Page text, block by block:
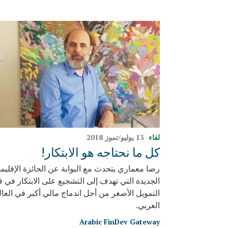
لقاء 13 يوليو/تموز 2018
كل ما نحتاجه هو الابتكار!
رضا معماري يتحدث مع البوابة عن الجائزة
الجديدة التي تهدف إلى التشجيع على الابتكار
التمويل الأصغر من أجل اندماج مالي أكبر في
العربي.
Arabic FinDev Gateway